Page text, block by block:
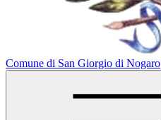
Comune di San Giorgio di Nogaro